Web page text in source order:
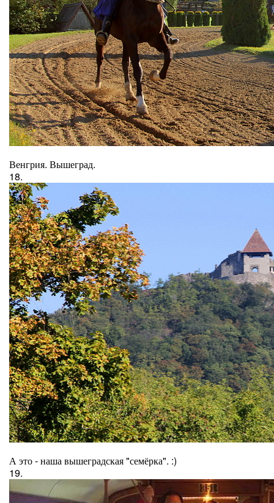
Венгрия. Вышеград.
18.
А это - наша вышеградская "семёрка". :)
19.